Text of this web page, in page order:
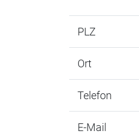
PLZ
Ort
Telefon
E-Mail